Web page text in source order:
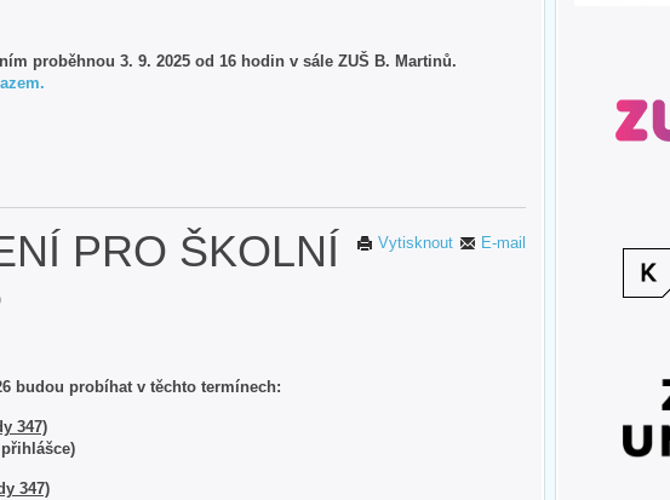
proběhnou 3. 9. 2025 od 16 hodin v sále ZUŠ B. Martinů.
E-mail
Vytisknout
PRO ŠKOLNÍ
budou probíhat v těchto termínech:
347)
347)